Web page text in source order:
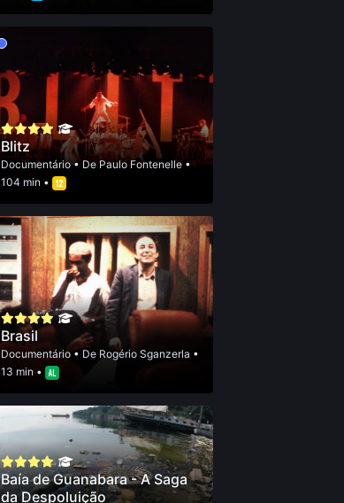
Blitz
Documentário• De Paulo Fontenelle •
104 min •
Brasil
Documentário • De Rogério Sganzerla •
13 min •
Baía de Guanabara - A Saga
da Despoluição